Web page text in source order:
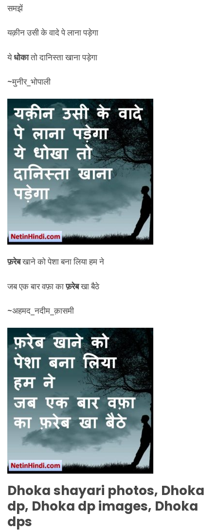
यक़ीन उसी के वादे पे लाना पड़ेगा
येधोकातो दानिस्ता खाना पड़ेगा
~मुनीर_भोपाली
फ़रेबखाने को पेशा बना लिया हम ने
जब एक बार वफ़ा काफ़रेबखा बैठे
~अहमद_नदीम_क़ासमी
Dhokashayari photos, Dhoka
dp, Dhoka dp images, Dhoka
dps